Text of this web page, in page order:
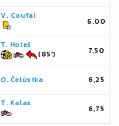
V. Coufal
6,00
T. Holeš
(85')
7,50
O. Čelůstka 6,25
T. Kalas
6,75